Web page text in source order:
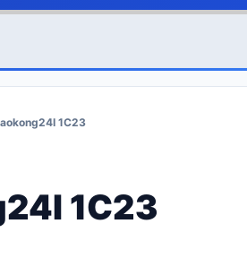
1C23
1C23